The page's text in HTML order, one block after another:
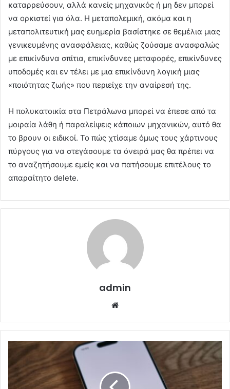
καταρρεύσουν, αλλά κανείς μηχανικός ή μη δεν μπορεί
να ορκιστεί για όλα. Η μεταπολεμική, ακόμα και η
μεταπολιτευτική μας ευημερία βασίστηκε σε θεμέλια μιας
γενικευμένης ανασφάλειας, καθώς ζούσαμε ανασφαλώς
με επικίνδυνα σπίτια, επικίνδυνες μεταφορές, επικίνδυνες
υποδομές και εν τέλει με μια επικίνδυνη λογική μιας
«ποιότητας ζωής» που περιείχε την αναίρεσή της.
Η πολυκατοικία στα Πετράλωνα μπορεί να έπεσε από τα
μοιραία λάθη ή παραλείψεις κάποιων μηχανικών, αυτό θα
το βρουν οι ειδικοί. Το πώς χτίσαμε όμως τους χάρτινους
πύργους για να στεγάσουμε τα όνειρά μας θα πρέπει να
το αναζητήσουμε εμείς και να πατήσουμε επιτέλους το
απαραίτητο delete.
admin